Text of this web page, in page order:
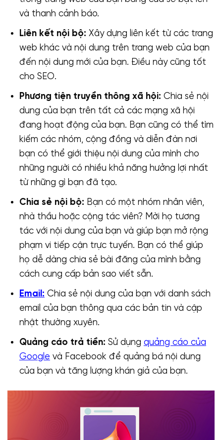
và thanh cảnh báo.
Liên kết nội bộ: Xây dựng liên kết từ các trang
web khác và nội dung trên trang web của bạn
đến nội dung mới của bạn. Điều này cũng tốt
cho SEO.
Phương tiện truyền thông xã hội: Chia sẻ nội
dung của bạn trên tất cả các mạng xã hội
đang hoạt động của bạn. Bạn cũng có thể tìm
kiếm các nhóm, cộng đồng và diễn đàn nơi
bạn có thể giới thiệu nội dung của mình cho
những người có nhiều khả năng hưởng lợi nhất
từ ​​những gì bạn đã tạo.
Chia sẻ nội bộ: Bạn có một nhóm nhân viên,
nhà thầu hoặc cộng tác viên? Mời họ tương
tác với nội dung của bạn và giúp bạn mở rộng
phạm vi tiếp cận trực tuyến. Bạn có thể giúp
họ dễ dàng chia sẻ bài đăng của mình bằng
cách cung cấp bản sao viết sẵn.
Email: Chia sẻ nội dung của bạn với danh sách
email của bạn thông qua các bản tin và cập
nhật thường xuyên.
Quảng cáo trả tiền: Sử dụng quảng cáo của
Google và Facebook để quảng bá nội dung
của bạn và tăng lượng khán giả của bạn.